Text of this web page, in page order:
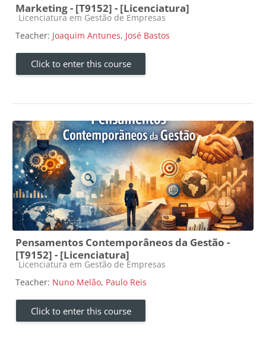
Marketing - [T9152] - [Licenciatura]
Course category
Licenciatura em Gestão de Empresas
Teacher: Joaquim Antunes, José Bastos
Click to enter this course
Pensamentos Contemporâneos da Gestão -
[T9152] - [Licenciatura]
Course category
Licenciatura em Gestão de Empresas
Teacher: Nuno Melão, Paulo Reis
Click to enter this course